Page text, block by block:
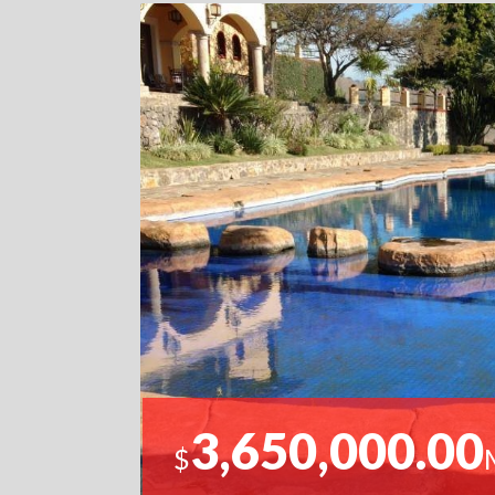
$3,650,000.00